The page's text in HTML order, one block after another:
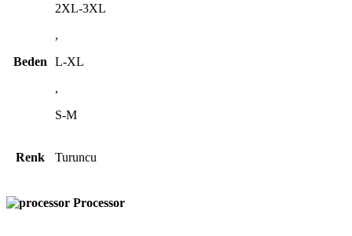
Beden
2XL-3XL
,
L-XL
,
S-M
Renk Turuncu
Processor